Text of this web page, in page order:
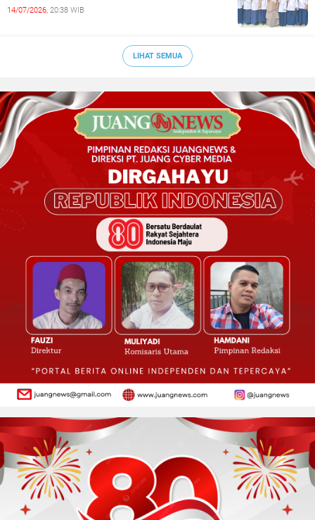
14/07/2026, 20:38 WIB
LIHAT SEMUA